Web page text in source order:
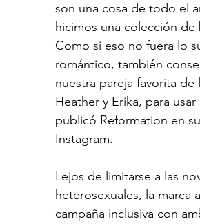
son una cosa de todo el
hicimos una colección
Como si eso no fuera lo
romántico, también
nuestra pareja favorita de
Heather y Erika, para
publicó Reformation en
Instagram.
Lejos de limitarse a las
heterosexuales, la marca
campaña inclusiva con